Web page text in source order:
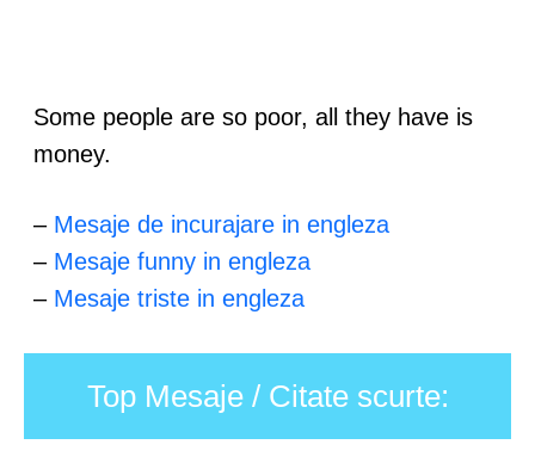
Some people are so poor, all they have is
money.
– Mesaje de incurajare in engleza
– Mesaje funny in engleza
– Mesaje triste in engleza
Top Mesaje / Citate scurte: